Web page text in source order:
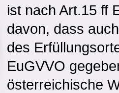
ist nach Art.15 ff
davon, dass
des
EuGVVO
österreichische